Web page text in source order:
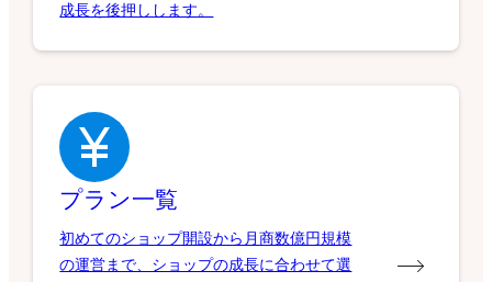
成長を後押しします。
プラン一覧
初めてのショップ開設から月商数億円規模
の運営まで、ショップの成長に合わせて選